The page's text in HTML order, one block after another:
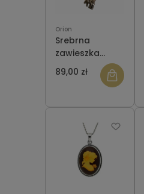
Orion
Srebrna
zawieszka
ORZA006 PIÓRO
89,00 zł